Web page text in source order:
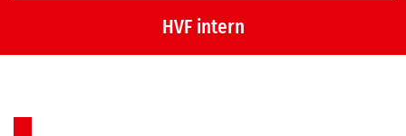
HVF intern